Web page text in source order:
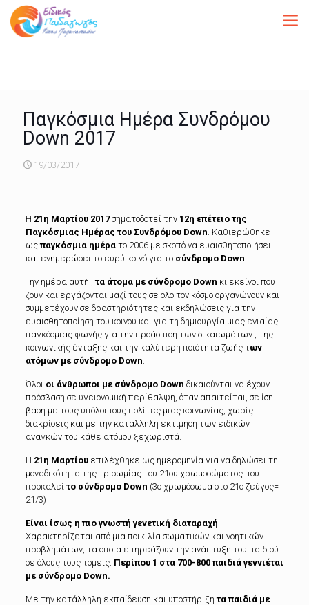
Παγκόσμια Ημέρα Συνδρόμου
Down 2017
19/03/2017
Η 21η Μαρτίου 2017σηματοδοτεί την 12η επέτειο της
Παγκόσμιας Ημέρας του Συνδρόμου Down. Καθιερώθηκε
ωςπαγκόσμια ημέρατο 2006 με σκοπό να ευαισθητοποιήσει
και ενημερώσει το ευρύ κοινό για το σύνδρομο Down.
Την ημέρα αυτή ,τα άτομα με σύνδρομο Down κι εκείνοι που
ζουν και εργάζονται μαζί τους σε όλο τον κόσμο οργανώνουν και
συμμετέχουν σε δραστηριότητες και εκδηλώσεις για την
ευαισθητοποίηση του κοινού και για τη δημιουργία μιας ενιαίας
παγκόσμιας φωνής για την προάσπιση των δικαιωμάτων , της
κοινωνικής ένταξης και την καλύτερη ποιότητα ζωής των
ατόμων με σύνδρομο Down.
Όλοι οι άνθρωποι με σύνδρομο Down δικαιούνται να έχουν
πρόσβαση σε υγειονομική περίθαλψη, όταν απαιτείται, σε ίση
βάση με τους υπόλοιπους πολίτες μιας κοινωνίας, χωρίς
διακρίσεις και με την κατάλληλη εκτίμηση των ειδικών
αναγκών του κάθε ατόμου ξεχωριστά.
Η 21η Μαρτίουεπιλέχθηκε ως ημερομηνία για να δηλώσει τη
μοναδικότητα της τρισωμίας του 21ου χρωμοσώματος που
προκαλείτο σύνδρομο Down (3ο χρωμόσωμα στο 21ο ζεύγος=
21/3)
Είναι ίσως η πιο γνωστή γενετική διαταραχή.
Χαρακτηρίζεται από µια ποικιλία σωµατικών και νοητικών
προβλημάτων, τα οποία επηρεάζουν την ανάπτυξη του παιδιού
σε όλους τους τομείς. Περίπου 1 στα 700-800 παιδιά γεννιέται
με σύνδρομο Down.
Με την κατάλληλη εκπαίδευση και υποστήριξητα παιδιά με